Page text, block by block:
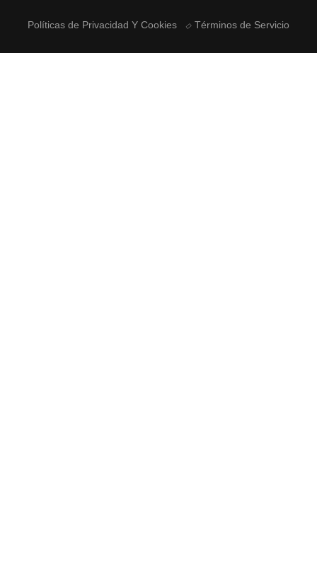
Políticas de Privacidad Y Cookies Términos de Servicio